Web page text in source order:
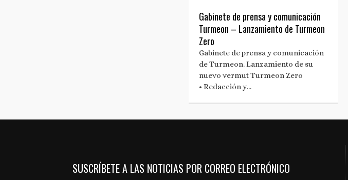
Gabinete de prensa y comunicación
Turmeon – Lanzamiento de Turmeon
Zero
Gabinete de prensa y comunicación
de Turmeon. Lanzamiento de su
nuevo vermut Turmeon Zero
• Redacción y…
SUSCRÍBETE A LAS NOTICIAS POR CORREO ELECTRÓNICO